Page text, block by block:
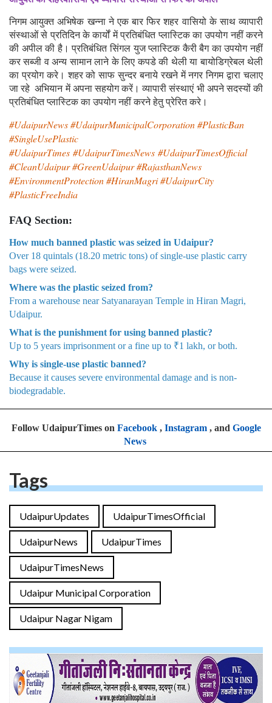
निगम आयुक्त अभिषेक खन्ना ने एक बार फिर शहर वासियो के साथ व्यापारी
संस्थाओं से प्रतिदिन के कार्यों में प्रतिबंधित प्लास्टिक का उपयोग नहीं करने
की अपील की है। प्रतिबंधित सिंगल युज प्लास्टिक कैरी बैग का उपयोग नहीं
कर सब्जी व अन्य सामान लाने के लिए कपडे की थेली या बायोडिग्रेबल थेली
का प्रयोग करे। शहर को साफ सुन्दर बनाये रखने में नगर निगम द्वारा चलाए
जा रहे अभियान में अपना सहयोग करें। व्यापारी संस्थाएं भी अपने सदस्यों की
प्रतिबंधित प्लास्टिक का उपयोग नहीं करने हेतु प्रेरित करे।
#UdaipurNews #UdaipurMunicipalCorporation #PlasticBan
#SingleUsePlastic
#UdaipurTimes #UdaipurTimesNews #UdaipurTimesOfficial
#CleanUdaipur #GreenUdaipur #RajasthanNews
#EnvironmentProtection #HiranMagri #UdaipurCity
#PlasticFreeIndia
FAQ Section:
How much banned plastic was seized in Udaipur?
Over 18 quintals (18.20 metric tons) of single-use plastic carry
bags were seized.
Where was the plastic seized from?
From a warehouse near Satyanarayan Temple in Hiran Magri,
Udaipur.
What is the punishment for using banned plastic?
Up to 5 years imprisonment or a fine up to ₹1 lakh, or both.
Why is single-use plastic banned?
Because it causes severe environmental damage and is non-
biodegradable.
Follow UdaipurTimes on Facebook, Instagram, and Google
News
Tags
UdaipurUpdates UdaipurTimesOfficial
UdaipurNews UdaipurTimes
UdaipurTimesNews
Udaipur Municipal Corporation
Udaipur Nagar Nigam